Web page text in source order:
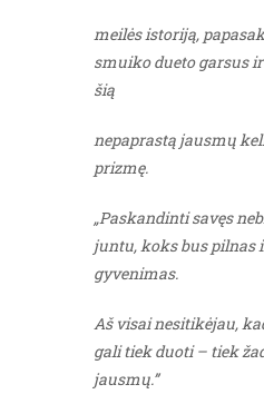
meilės istoriją,
smuiko dueto garsus
šią
nepaprastą jausmų
prizmę.
„Paskandinti savęs
juntu, koks bus pilnas
gyvenimas.
Aš visai nesitikėjau,
gali tiek duoti – tiek
jausmų.”